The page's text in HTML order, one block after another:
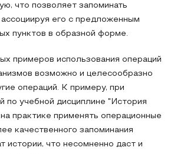
что позволяет запоминать
его с предложенным
пунктов в образной форме.
примеров использования операций
возможно и целесообразно
операций. К примеру, при
по учебной дисциплине "История
практике применять операционные
качественного запоминания
истории, что несомненно даст и